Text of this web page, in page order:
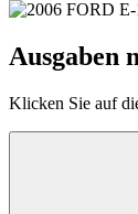
Ausgaben
Klicken Sie auf